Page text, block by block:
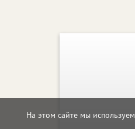
На этом сайте мы используем